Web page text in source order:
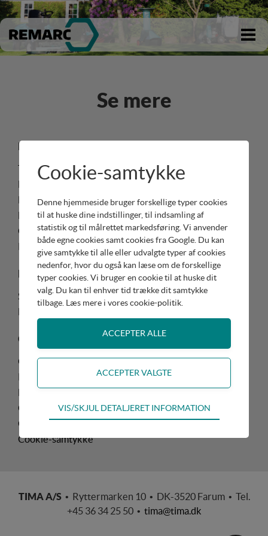
Se mere
Produkter og sites
Tima
Honda Marine
Europower
Cramer
Brochurer
Prislister
Værd at vide
Reservedele
Søg priser
Service
Servicebog - opslag
Om Remarc
Om os
Cookie-politik
Cookie-politik
Cookie-samtykke
TIMA A/S• Ryttermarken 10 • DK-3520 Farum • Tel.
+45 36 34 25 50 • tima@tima.dk
Cookie-samtykke
Denne hjemmeside bruger forskellige typer cookies
til at huske dine indstillinger, til indsamling af
statistik og til målrettet markedsføring. Vi anvender
både egne cookies samt cookies fra Google. Du kan
give samtykke til alle eller udvalgte typer af cookies
nedenfor, hvor du også kan læse om de forskellige
typer cookies. Vi bruger en cookie til at huske dit
valg. Du kan til enhver tid trække dit samtykke
tilbage. Læs mere i vores cookie-politik
Teknisk
Tekniske cookies er nødvendige for hjemmesidens
adgangskontrol samt indkøbskurv og kan derfor ikke
Statistik-cookies bruges til at optimere design,
brugervenlighed og effektiviteten af en hjemmeside.
VIS/SKJUL DETALJERET INFORMATION